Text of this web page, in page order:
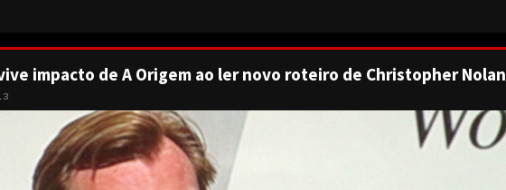
impacto de A Origem ao ler novo roteiro de Christopher Nolan